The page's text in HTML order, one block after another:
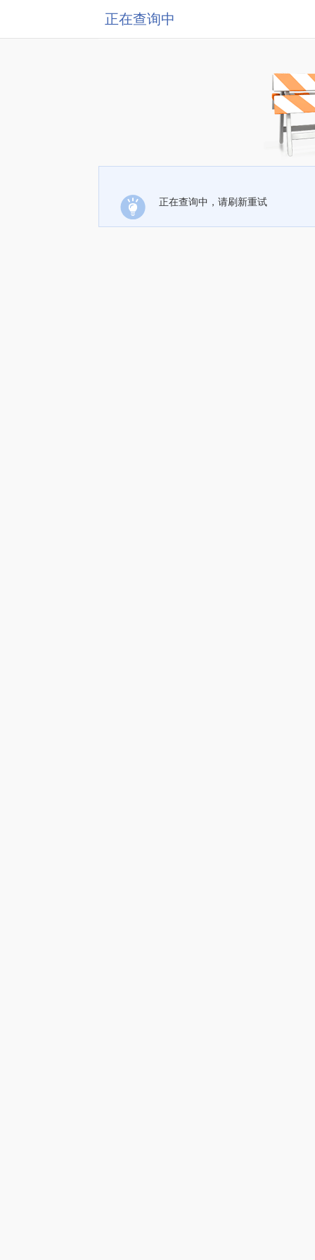
正在查询中
正在查询中，请刷新重试